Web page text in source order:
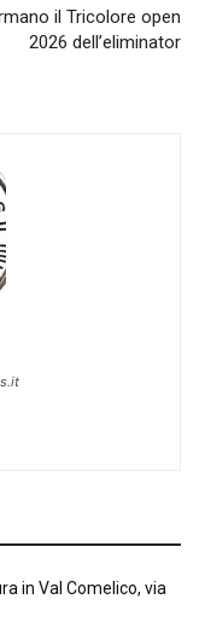
il Tricolore open
2026 dell’eliminator
in Val Comelico, via